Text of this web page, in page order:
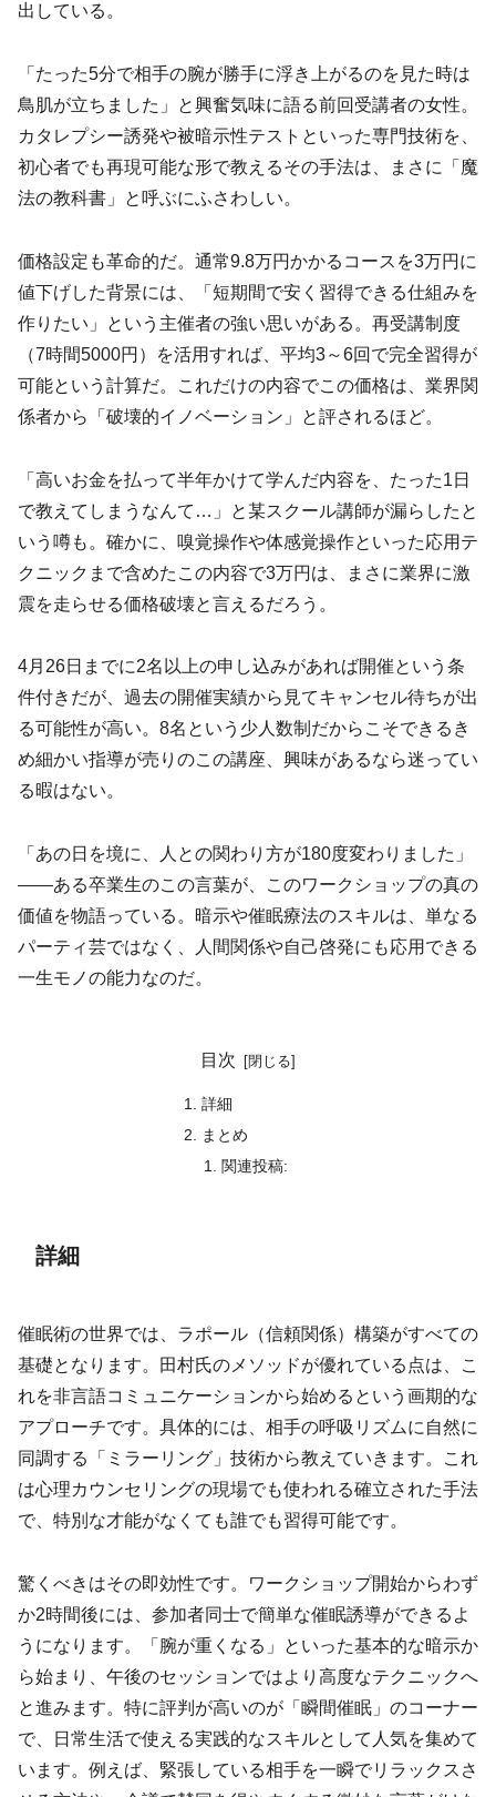
出している。
「たった5分で相手の腕が勝手に浮き上がるのを見た時は
鳥肌が立ちました」と興奮気味に語る前回受講者の女性。
カタレプシー誘発や被暗示性テストといった専門技術を、
初心者でも再現可能な形で教えるその手法は、まさに「魔
法の教科書」と呼ぶにふさわしい。
価格設定も革命的だ。通常9.8万円かかるコースを3万円に
値下げした背景には、「短期間で安く習得できる仕組みを
作りたい」という主催者の強い思いがある。再受講制度
（7時間5000円）を活用すれば、平均3～6回で完全習得が
可能という計算だ。これだけの内容でこの価格は、業界関
係者から「破壊的イノベーション」と評されるほど。
「高いお金を払って半年かけて学んだ内容を、たった1日
で教えてしまうなんて…」と某スクール講師が漏らしたと
いう噂も。確かに、嗅覚操作や体感覚操作といった応用テ
クニックまで含めたこの内容で3万円は、まさに業界に激
震を走らせる価格破壊と言えるだろう。
4月26日までに2名以上の申し込みがあれば開催という条
件付きだが、過去の開催実績から見てキャンセル待ちが出
る可能性が高い。8名という少人数制だからこそできるき
め細かい指導が売りのこの講座、興味があるなら迷ってい
る暇はない。
「あの日を境に、人との関わり方が180度変わりました」
——ある卒業生のこの言葉が、このワークショップの真の
価値を物語っている。暗示や催眠療法のスキルは、単なる
パーティ芸ではなく、人間関係や自己啓発にも応用できる
一生モノの能力なのだ。
目次
詳細
まとめ
関連投稿:
詳細
催眠術の世界では、ラポール（信頼関係）構築がすべての
基礎となります。田村氏のメソッドが優れている点は、こ
れを非言語コミュニケーションから始めるという画期的な
アプローチです。具体的には、相手の呼吸リズムに自然に
同調する「ミラーリング」技術から教えていきます。これ
は心理カウンセリングの現場でも使われる確立された手法
で、特別な才能がなくても誰でも習得可能です。
驚くべきはその即効性です。ワークショップ開始からわず
か2時間後には、参加者同士で簡単な催眠誘導ができるよ
うになります。「腕が重くなる」といった基本的な暗示か
ら始まり、午後のセッションではより高度なテクニックへ
と進みます。特に評判が高いのが「瞬間催眠」のコーナー
で、日常生活で使える実践的なスキルとして人気を集めて
います。例えば、緊張している相手を一瞬でリラックスさ